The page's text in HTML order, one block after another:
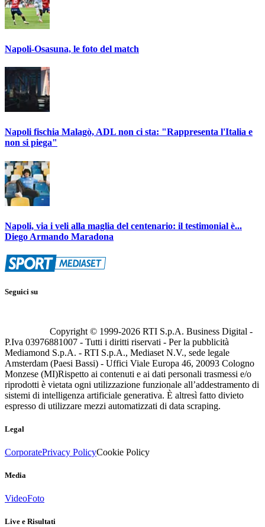
Napoli-Osasuna, le foto del match
Napoli fischia Malagò, ADL non ci sta: "Rappresenta l'Italia e
non si piega"
Napoli, via i veli alla maglia del centenario: il testimonial è...
Diego Armando Maradona
Seguici su
Copyright © 1999-2026 RTI S.p.A. Business Digital -
P.Iva 03976881007 - Tutti i diritti riservati - Per la pubblicità
Mediamond S.p.A. - RTI S.p.A., Mediaset N.V., sede legale
Amsterdam (Paesi Bassi) - Uffici Viale Europa 46, 20093 Cologno
Monzese (MI)Rispetto ai contenuti e ai dati personali trasmessi e/o
riprodotti è vietata ogni utilizzazione funzionale all’addestramento di
sistemi di intelligenza artificiale generativa. È altresì fatto divieto
espresso di utilizzare mezzi automatizzati di data scraping.
Legal
CorporatePrivacy PolicyCookie Policy
Media
VideoFoto
Live e Risultati